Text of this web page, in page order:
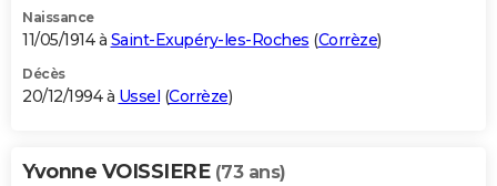
Naissance
11/05/1914 à Saint-Exupéry-les-Roches (Corrèze)
Décès
20/12/1994 à Ussel (Corrèze)
Yvonne VOISSIERE (73 ans)